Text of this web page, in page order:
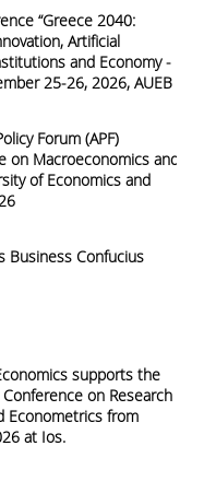
“Greece 2040:
Artificial
and Economy -
25-26, 2026, AUEB
Forum (APF)
on Macroeconomics and
of Economics and
Business Confucius
supports the
on Research
Econometrics from
at Ios.